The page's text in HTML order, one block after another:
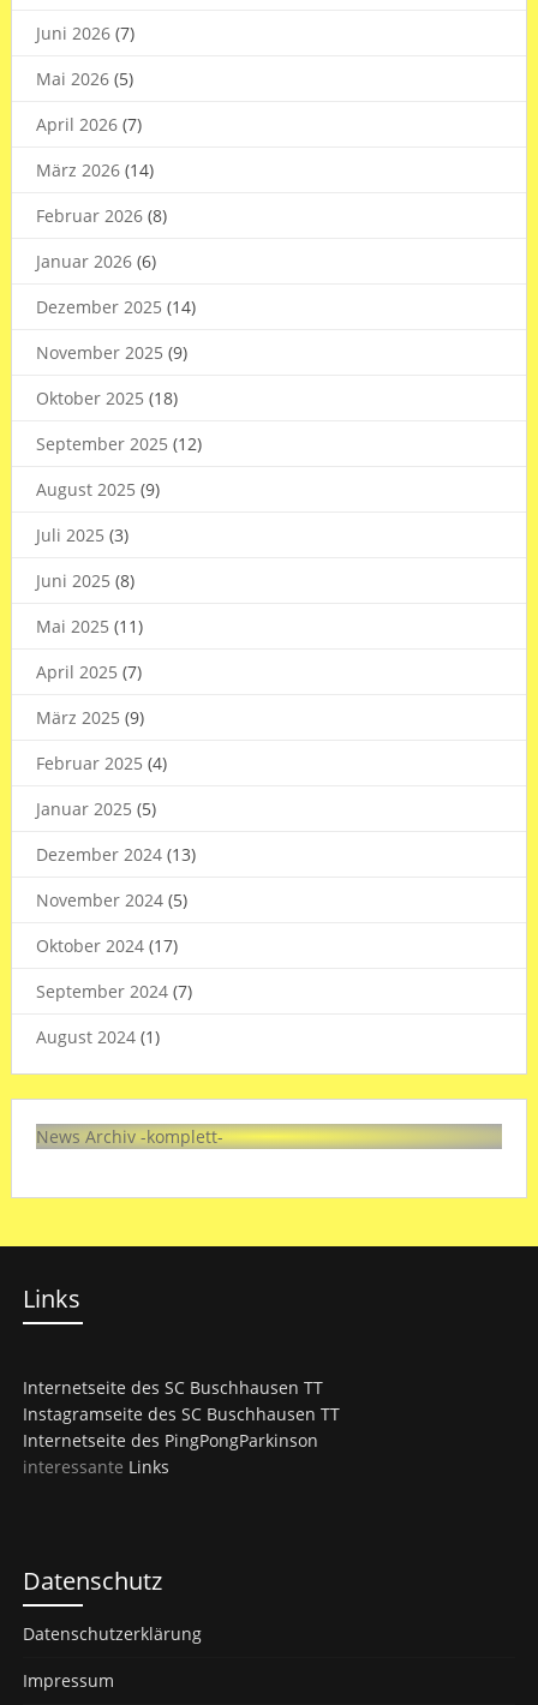
Juni 2026(7)
Mai 2026(5)
April 2026(7)
März 2026(14)
Februar 2026(8)
Januar 2026(6)
Dezember 2025 (14)
November 2025 (9)
Oktober 2025 (18)
September 2025 (12)
August 2025 (9)
Juli 2025 (3)
Juni 2025 (8)
Mai 2025 (11)
April 2025 (7)
März 2025 (9)
Februar 2025 (4)
Januar 2025 (5)
Dezember 2024(13)
November 2024(5)
Oktober 2024(17)
September 2024(7)
August 2024(1)
News Archiv -komplett-
Links
Internetseite des SC Buschhausen TT
Instagramseite des SC Buschhausen TT
Internetseite des PingPongParkinson
interessante Links
Datenschutz
Datenschutzerklärung
Impressum